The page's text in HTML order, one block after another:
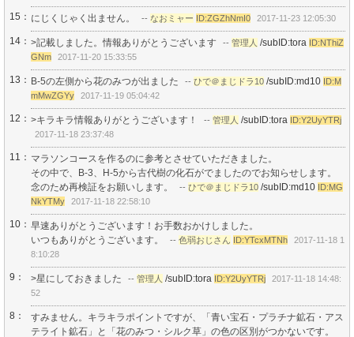
15： にじくじゃく出ません。 -- なおミャー ID:ZGZhNmI0 2017-11-23 12:05:30
14： >記載しました。情報ありがとうございます -- 管理人 /subID:tora ID:NThiZ
GNm
2017-11-20 15:33:55
13： B-5の左側から花のみつが出ました -- ひで＠まじドラ10 /subID:md10 ID:M
mMwZGYy
2017-11-19 05:04:42
12： >キラキラ情報ありがとうございます！ -- 管理人 /subID:tora ID:Y2UyYTRj
2017-11-18 23:37:48
11： マラソンコースを作るのに参考とさせていただきました。
その中で、B-3、H-5から古代樹の化石がでましたのでお知らせします。
念のため再検証をお願いします。
-- ひで＠まじドラ10 /subID:md10 ID:MG
NkYTMy
2017-11-18 22:58:10
10： 早速ありがとうございます！お手数おかけしました。
いつもありがとうございます。
-- 色弱おじさん ID:YTcxMTNh
2017-11-18 1
8:10:28
9： >星にしておきました -- 管理人 /subID:tora ID:Y2UyYTRj
2017-11-18 14:48:
52
8：
すみません。キラキラポイントですが、「青い宝石・プラチナ鉱石・アス
テライト鉱石」と「花のみつ・シルク草」の色の区別がつかないです。